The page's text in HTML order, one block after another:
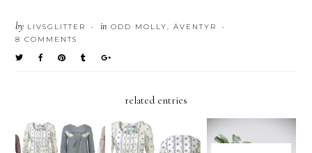
by LIVSGLITTER • in ODD MOLLY, ÄVENTYR •
8 COMMENTS
related entries